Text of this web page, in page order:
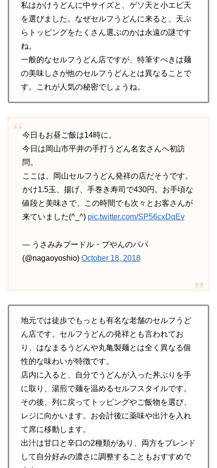
私はかけうどんに中サイズと、ゲソ天と小エビ天
を選びました。なぜセルフうどんに来ると、天ぷ
らトッピングをたくさん選ぶのかは永遠の謎です
ね。
一般的なセルフうどん店ですが、特筆すべきは麺
の美味しさが他のセルフうどんとは異なることで
す。これが人気の秘密でしょうね。
今日もお昼ご飯は14時に。
今日は岡山市平井の手打うどん名玄さんへ初訪
問。
ここは、岡山セルフうどん発祥の店だそうです。
かけ1.5玉、揚げ、手巻き寿司で430円。お手頃な
値段と美味さで、この時間でも次々とお客さんが
来ていました(^_^) pic.twitter.com/SP56cxDqEv
— うさみみプードル・プやんのパパ
(@nagaoyoshio) October 18, 2018
地元では徒歩でもっとも有名な老舗のセルフうど
ん店です。セルフうどんの発祥とも言われてお
り、はなまるうどんや丸亀製麺とは全く異なる個
性的な味わいが特徴です。
店内に入ると、自分でうどんが入った丼ぶりを手
に取り、湯煎で麺を温めるセルフスタイルです。
その後、列に戻ってトッピングやご飯物を選び、
レジに向かいます。お会計後に薬味や出汁を入れ
て席に移動します。
出汁は甘口と辛口の2種類があり、両方をブレンド
して自分好みの濃さに調整することもおすすめで